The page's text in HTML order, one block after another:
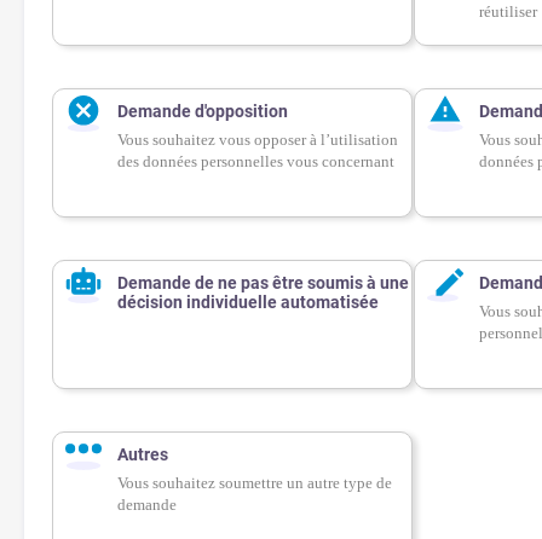
réutiliser
Demande d'opposition
Vous souhaitez vous opposer à l’utilisation
des données personnelles vous concernant
Vous
données
Demande de ne pas être soumis à une
décision individuelle automatisée
Vous
Autres
Vous souhaitez soumettre un autre type de
demande